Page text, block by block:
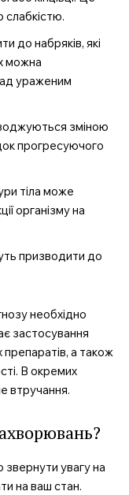
до набряків, які
можна
ураженим
зміною
прогресуючого
тіла може
організму на
призводити до
необхідно
застосування
препаратів, а також
В окремих
втручання.
звернути увагу на
на ваш стан.